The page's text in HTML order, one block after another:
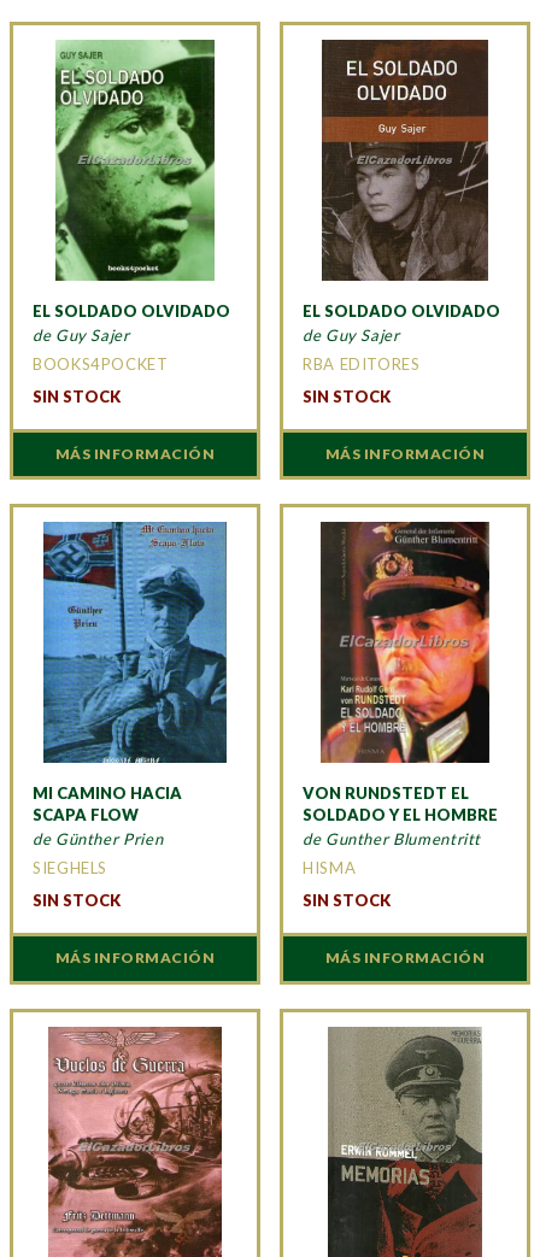
EL SOLDADO OLVIDADO
de Guy Sajer
BOOKS4POCKET
SIN STOCK
MÁS INFORMACIÓN
EL SOLDADO OLVIDADO
de Guy Sajer
RBA EDITORES
SIN STOCK
MÁS INFORMACIÓN
MI CAMINO HACIA
SCAPA FLOW
de Günther Prien
SIEGHELS
SIN STOCK
MÁS INFORMACIÓN
VON RUNDSTEDT EL
SOLDADO Y EL HOMBRE
de Gunther Blumentritt
HISMA
SIN STOCK
MÁS INFORMACIÓN